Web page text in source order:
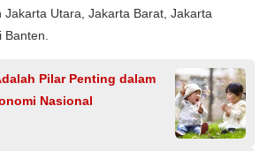
Jakarta Utara, Jakarta Barat, Jakarta
Banten.
Pilar Penting dalam
Nasional